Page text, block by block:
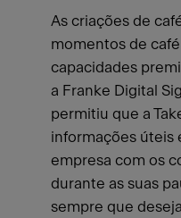
As criações de
momentos de
capacidades
a Franke Digital
permitiu que a
informações úteis
empresa com os
durante as suas
sempre que